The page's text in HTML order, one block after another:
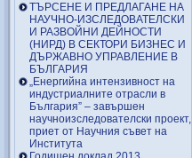
ТЪРСЕНЕ И ПРЕДЛАГАНЕ НА
НАУЧНО-ИЗСЛЕДОВАТЕЛСКИ
И РАЗВОЙНИ ДЕЙНОСТИ
(НИРД) В СЕКТОРИ БИЗНЕС И
ДЪРЖАВНО УПРАВЛЕНИЕ В
БЪЛГАРИЯ
„Енергийна интензивност на
индустриалните отрасли в
България” – завършен
научноизследователски проект,
приет от Научния съвет на
Института